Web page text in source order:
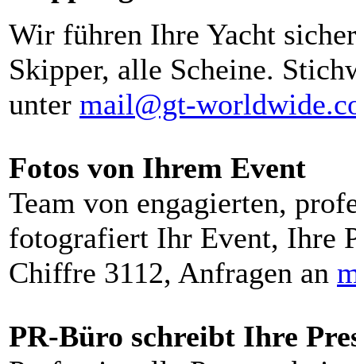
Wir führen Ihre Yacht
Skipper, alle Scheine.
unter mail@gt-
Fotos von Ihrem Event
Team von engagierten,
fotografiert Ihr Event, Ihre
Chiffre 3112, Anfragen an
PR-Büro schreibt Ihre